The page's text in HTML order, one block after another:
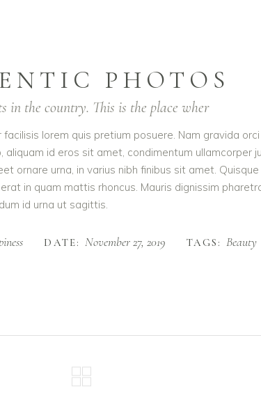
PHOTOS
in the country. This is the place wher
lorem quis pretium posuere. Nam gravida
id eros sit amet, condimentum ullamcorper
ornare urna, in varius nibh finibus sit amet.
in quam mattis rhoncus. Mauris dignissim
id urna ut sagittis.
DATE: November 27, 2019 TAGS: Beauty